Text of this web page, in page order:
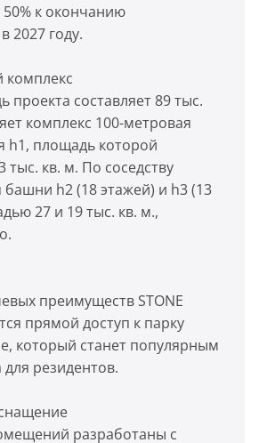
к окончанию
2027 году.
комплекс
составляет 89 тыс.
комплекс 100-метровая
h1, площадь которой
тыс. кв. м. По соседству
башни h2 (18 этажей) и h3 (13
27 и 19 тыс. кв. м.,
преимуществ STONE
прямой доступ к парку
который станет популярным
резидентов.
разработаны с